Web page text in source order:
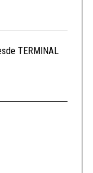
TERMINAL